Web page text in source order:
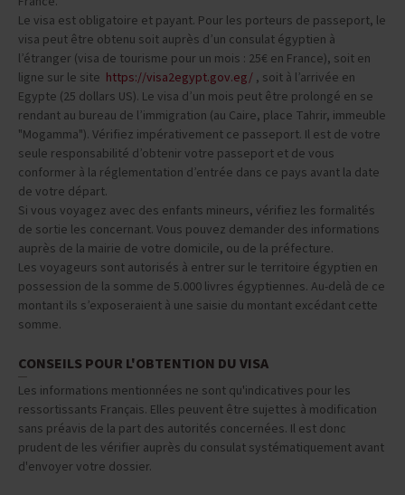
Le visa est obligatoire et payant. Pour les porteurs de passeport, le
visa peut être obtenu soit auprès d’un consulat égyptien à
l’étranger (visa de tourisme pour un mois : 25€ en France), soit en
ligne sur le site https://visa2egypt.gov.eg/ , soit à l’arrivée en
Egypte (25 dollars US). Le visa d’un mois peut être prolongé en se
rendant au bureau de l’immigration (au Caire, place Tahrir, immeuble
"Mogamma"). Vérifiez impérativement ce passeport. Il est de votre
seule responsabilité d’obtenir votre passeport et de vous
conformer à la réglementation d’entrée dans ce pays avant la date
de votre départ.
Si vous voyagez avec des enfants mineurs, vérifiez les formalités
de sortie les concernant. Vous pouvez demander des informations
auprès de la mairie de votre domicile, ou de la préfecture.
Les voyageurs sont autorisés à entrer sur le territoire égyptien en
possession de la somme de 5.000 livres égyptiennes. Au-delà de ce
montant ils s’exposeraient à une saisie du montant excédant cette
somme.
CONSEILS POUR L'OBTENTION DU VISA
Les informations mentionnées ne sont qu'indicatives pour les
ressortissants Français. Elles peuvent être sujettes à modification
sans préavis de la part des autorités concernées. Il est donc
prudent de les vérifier auprès du consulat systématiquement avant
d'envoyer votre dossier.